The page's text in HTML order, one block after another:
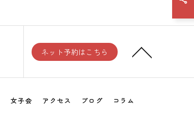
ネット予約はこちら
女子会 アクセス ブログ
コラム